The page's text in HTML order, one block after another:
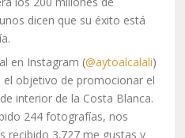
dicen que su éxito está
en Instagram (@aytoalcalali)
objetivo de promocionar el
interior de la Costa Blanca.
244 fotografías, nos
recibido 3.727 me gustas y